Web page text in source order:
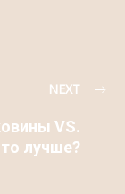
NEXT
VS.
лучше?